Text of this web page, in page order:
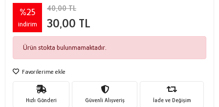
%25
indirim
40,00 TL
30,00 TL
Ürün stokta bulunmamaktadır.
Favorilerime ekle
Hızlı Gönderi Güvenli Alışveriş İade ve Değişim